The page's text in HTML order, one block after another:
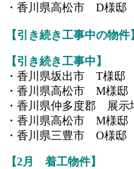
・香川県高松市 D様邸
【引き続き工事中の物件
【引き続き工事中】
・香川県坂出市 T様邸
・香川県高松市 M様
・香川県仲多度郡 展
・香川県高松市 M様
・香川県三豊市 O様邸
【2月 着工物件】